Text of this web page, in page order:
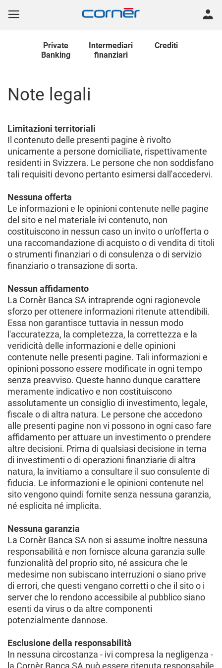
Private
Banking
Intermediari
finanziari
Crediti
Note legali
Limitazioni territoriali
Il contenuto delle presenti pagine è rivolto
unicamente a persone domiciliate, rispettivamente
residenti in Svizzera. Le persone che non soddisfano
tali requisiti devono pertanto esimersi dall'accedervi.
Nessuna offerta
Le informazioni e le opinioni contenute nelle pagine
del sito e nel materiale ivi contenuto, non
costituiscono in nessun caso un invito o un'offerta o
una raccomandazione di acquisto o di vendita di titoli
o strumenti finanziari o di consulenza o di servizio
finanziario o transazione di sorta.
Nessun affidamento
La Cornèr Banca SA intraprende ogni ragionevole
sforzo per ottenere informazioni ritenute attendibili.
Essa non garantisce tuttavia in nessun modo
l'accuratezza, la completezza, la correttezza e la
veridicità delle informazioni e delle opinioni
contenute nelle presenti pagine. Tali informazioni e
opinioni possono essere modificate in ogni tempo
senza preavviso. Queste hanno dunque carattere
meramente indicativo e non costituiscono
assolutamente un consiglio di investimento, legale,
fiscale o di altra natura. Le persone che accedono
alle presenti pagine non vi possono in ogni caso fare
affidamento per attuare un investimento o prendere
altre decisioni. Prima di qualsiasi decisione in tema
di investimenti o di operazioni finanziarie di altra
natura, la invitiamo a consultare il suo consulente di
fiducia. Le informazioni e le opinioni contenute nel
sito vengono quindi fornite senza nessuna garanzia,
né esplicita né implicita.
Nessuna garanzia
La Cornèr Banca SA non si assume inoltre nessuna
responsabilità e non fornisce alcuna garanzia sulle
funzionalità del proprio sito, né assicura che le
medesime non subiscano interruzioni o siano prive
di errori, che questi vengano corretti o che il sito o i
server che lo rendono accessibile al pubblico siano
esenti da virus o da altre componenti
potenzialmente dannose.
Esclusione della responsabilità
In nessuna circostanza - ivi compresa la negligenza -
la Cornèr Banca SA può essere ritenuta responsabile